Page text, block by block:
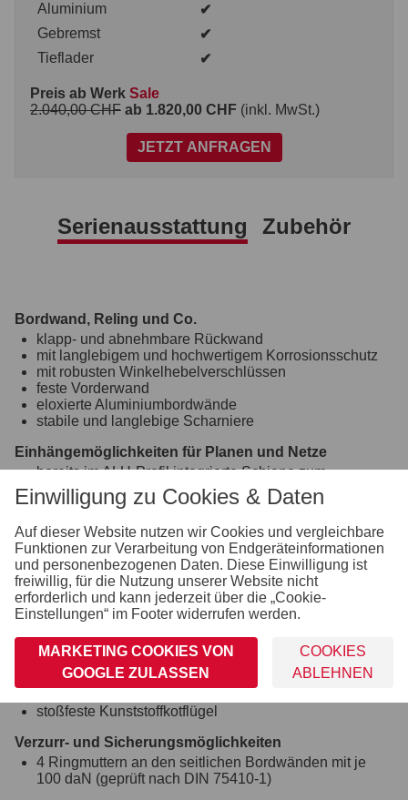
Aluminium
✔
Gebremst
✔
Tieflader
✔
Preis ab Werk Sale
2.040,00 CHF ab 1.820,00 CHF (inkl. MwSt.)
JETZT ANFRAGEN
Serienausstattung Zubehör
Bordwand, Reling und Co.
klapp- und abnehmbare Rückwand
mit langlebigem und hochwertigem Korrosionsschutz
mit robusten Winkelhebelverschlüssen
feste Vorderwand
eloxierte Aluminiumbordwände
stabile und langlebige Scharniere
Einhängemöglichkeiten für Planen und Netze
bereits im ALU-Profil integrierte Schiene zum
Einhängen von Planenhaken
Fahrgestell und Rahmen
Zugkugelkupplung mit Sicherheitsanzeige
geschraubtes Fahrgestell
Ladefläche und Boden
durchgängiger, rutschhemmender und wasserfester
Siebdruckholzboden
Räder und Achsen
robuste Gummifederachse
stoßfeste Kunststoffkotflügel
Verzurr- und Sicherungsmöglichkeiten
4 Ringmuttern an den seitlichen Bordwänden mit je
100 daN (geprüft nach DIN 75410-1)
Einwilligung zu Cookies & Daten
Auf dieser Website nutzen wir Cookies und vergleichbare
Funktionen zur Verarbeitung von Endgeräteinformationen
und personenbezogenen Daten. Diese Einwilligung ist
freiwillig, für die Nutzung unserer Website nicht
erforderlich und kann jederzeit über die „Cookie-
Einstellungen“ im Footer widerrufen werden.
MARKETING COOKIES VON
GOOGLE ZULASSEN
COOKIES
ABLEHNEN